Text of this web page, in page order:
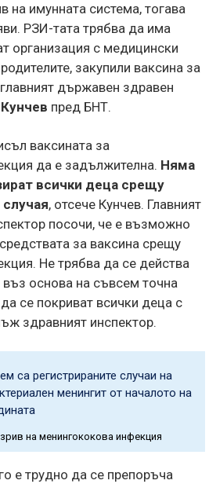
на имунната система, тогава
РЗИ-тата трябва да има
организация с медицински
закупили ваксина за
държавен здравен
пред БНТ.
ваксината за
да е задължителна. Няма
всички деца срещу
, отсече Кунчев. Главният
посочи, че е възможно
за ваксина срещу
Не трябва да се действа
въз основа на съвсем точна
се покриват всички деца с
здравният инспектор.
са регистрираните случаи на
менингит от началото на
на менингококова инфекция
е трудно да се препоръча